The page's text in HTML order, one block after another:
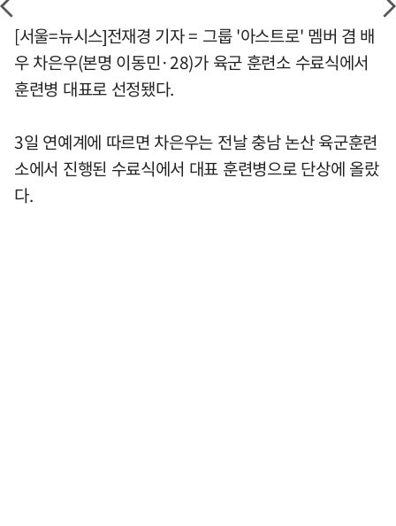
[서울=뉴시스]전재경 기자 = 그룹 '아스트로' 멤버 겸 배
우 차은우(본명 이동민·28)가 육군 훈련소 수료식에서
훈련병 대표로 선정됐다.
3일 연예계에 따르면 차은우는 전날 충남 논산 육군훈련
소에서 진행된 수료식에서 대표 훈련병으로 단상에 올랐
다.